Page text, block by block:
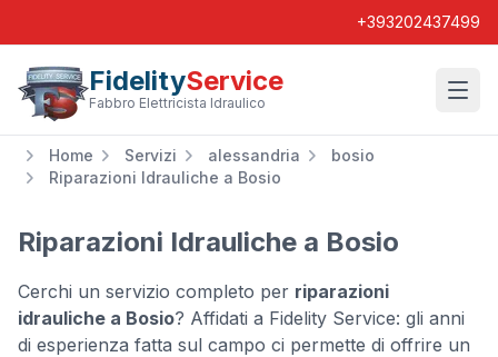
+393202437499
FidelityService
Fabbro Elettricista Idraulico
Home Servizi alessandria
bosio
Riparazioni Idrauliche a Bosio
Riparazioni Idrauliche a Bosio
Cerchi un servizio completo per riparazioni
idrauliche a Bosio? Affidati a Fidelity Service: gli anni
di esperienza fatta sul campo ci permette di offrire un